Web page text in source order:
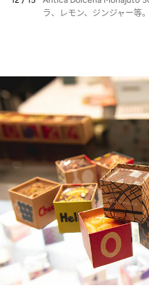
ラ、レモン、ジンジャー等。